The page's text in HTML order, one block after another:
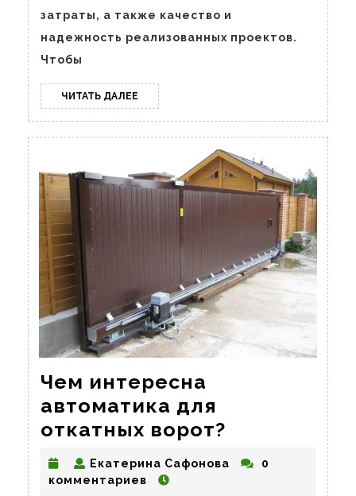
затраты, а также качество и
надежность реализованных проектов.
Чтобы
ЧИТАТЬ ДАЛЕЕ ЧИТАТЬ
ДАЛЕЕ
Чем интересна
автоматика для
откатных ворот?
интересна
автоматика
Екатерина Сафонова Екатерина
0
комментариев